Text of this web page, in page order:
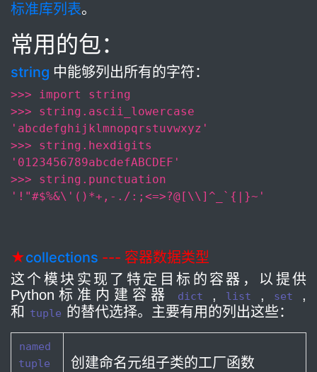
标准库列表。
常用的包：
string 中能够列出所有的字符：
>>> import string
>>> string.ascii_lowercase
'abcdefghijklmnopqrstuvwxyz'
>>> string.hexdigits
'0123456789abcdefABCDEF'
>>> string.punctuation
'!"#$%&\'()*+,-./:;<=>?@[\\]^_`{|}~'
★collections --- 容器数据类型
这个模块实现了特定目标的容器，以提供
Python标准内建容器
dict , list , set
,
和
tuple 的替代选择。主要有用的列出这些：
named
tuple
创建命名元组子类的工厂函数